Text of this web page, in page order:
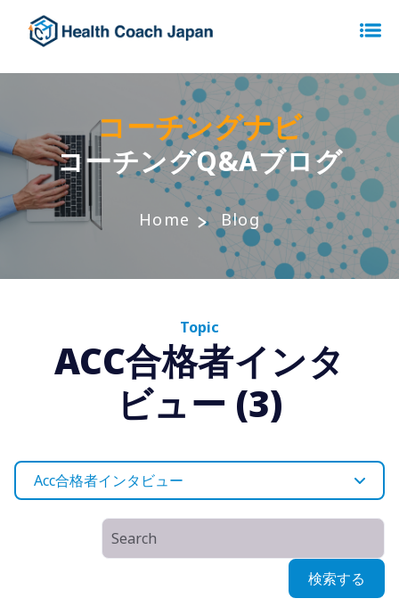
コーチングナビ
コーチングQ&Aブログ
Home Blog
Topic
ACC合格者インタ
ビュー (3)
Acc合格者インタビュー
検索する